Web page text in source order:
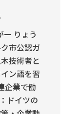
ー りょう
市公認ガ
技術者と
ン語を習
企業で働
ドイツの